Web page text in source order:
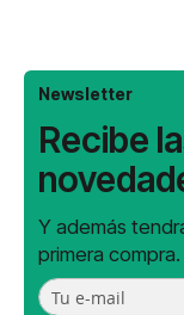
Newsletter
Recibe
Y además
primera compra.